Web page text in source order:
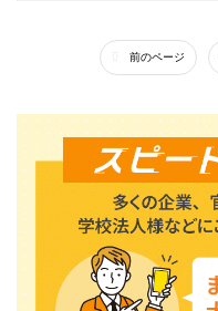
前のページ